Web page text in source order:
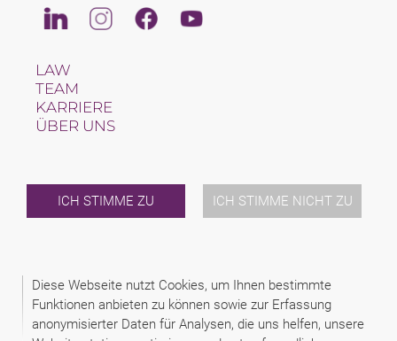
Diese Webseite nutzt Cookies, um Ihnen bestimmte
Funktionen anbieten zu können sowie zur Erfassung
anonymisierter Daten für Analysen, die uns helfen, unsere
ICH STIMME ZU ICH STIMME NICHT ZU
LinkedinInstagramFacebookYoutube
LAW
TEAM
KARRIERE
ÜBER UNS
VERANSTALTUNGEN
KONTAKT
DATENSCHUTZINFORMATIONEN
DATENSCHUTZERKLÄRUNG
DISCLAIMER